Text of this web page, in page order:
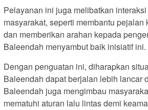
Pelayanan ini juga melibatkan
masyarakat, seperti membantu pejalan
dan memberikan arahan kepada
Baleendah menyambut baik inisiatif ini.
Dengan penguatan ini, diharapkan
Baleendah dapat berjalan lebih lancar
Baleendah juga mengimbau
mematuhi aturan lalu lintas demi